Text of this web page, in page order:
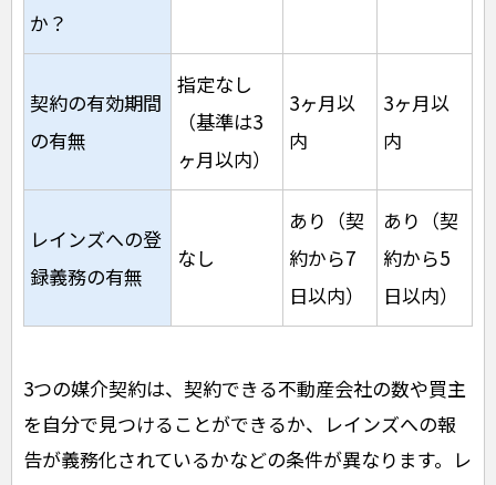
か？
契約の有効期間
の有無
指定なし
（基準は3
ヶ月以内）
3ヶ月以
内
3ヶ月以
内
レインズへの登
録義務の有無
なし
あり（契
約から7
日以内）
あり（契
約から5
日以内）
3つの媒介契約は、契約できる不動産会社の数や買主
を自分で見つけることができるか、レインズへの報
告が義務化されているかなどの条件が異なります。レ